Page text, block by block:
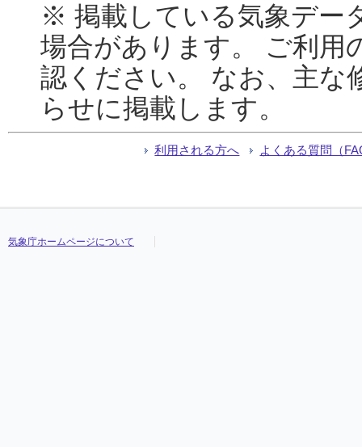
※ 掲載している気象デー
場合があります。 ご利用
認ください。 なお、主な
らせに掲載します。
利用される方へ よくある質問（
気象庁ホームページについて